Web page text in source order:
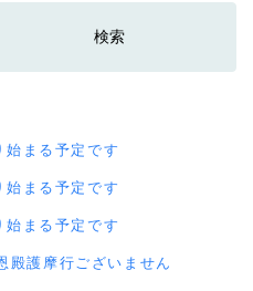
まる予定です
まる予定です
まる予定です
殿護摩行ございません